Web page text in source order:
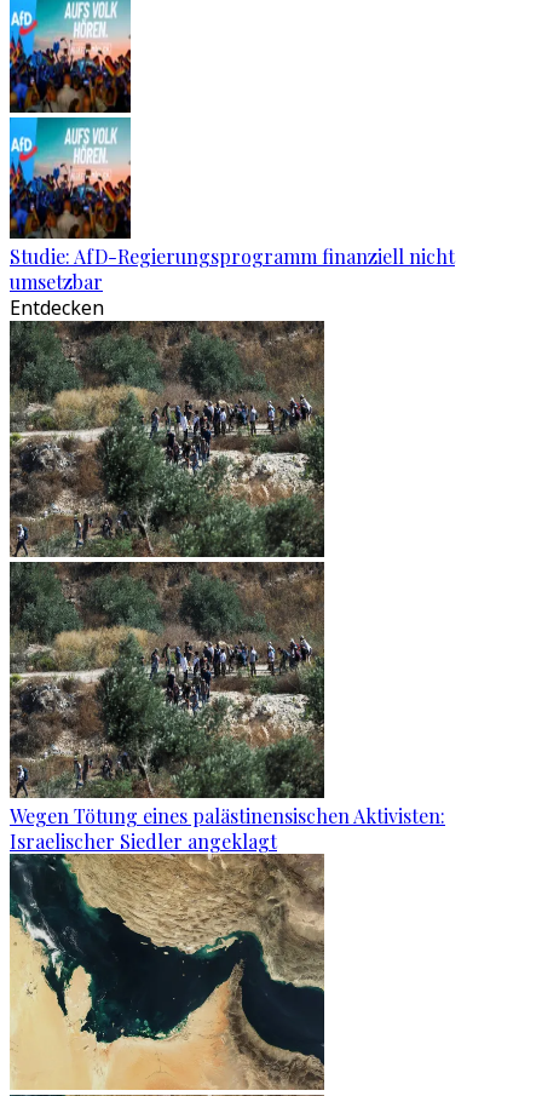
Studie: AfD-Regierungsprogramm finanziell nicht
umsetzbar
Entdecken
Wegen Tötung eines palästinensischen Aktivisten:
Israelischer Siedler angeklagt